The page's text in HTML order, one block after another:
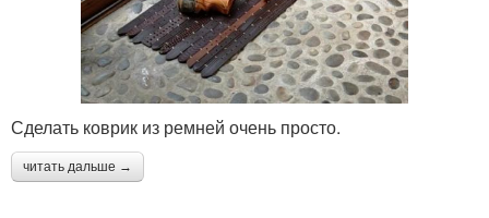
Сделать коврик из ремней очень просто.
читать дальше →